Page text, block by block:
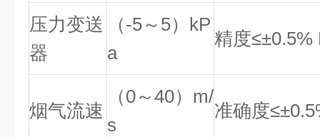
压力变送
器
（-5～5）kP
a
精度≤±0.5%
烟气流速
（0～40）m/
s
准确度